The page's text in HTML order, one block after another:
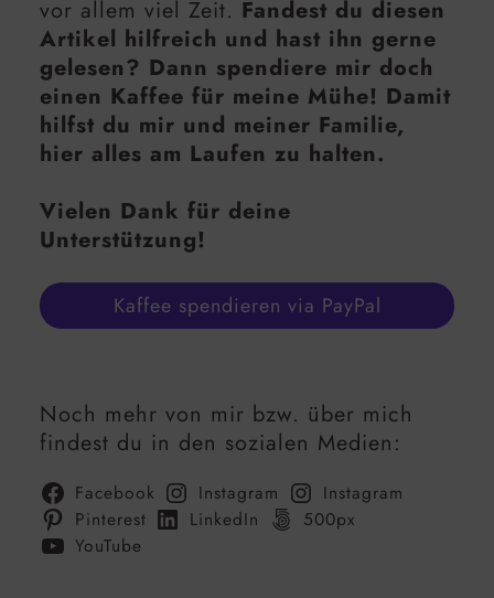
vor allem viel Zeit. Fandest du diesen
Artikel hilfreich und hast ihn gerne
gelesen? Dann spendiere mir doch
einen Kaffee für meine Mühe! Damit
hilfst du mir und meiner Familie,
hier alles am Laufen zu halten.
Vielen Dank für deine
Unterstützung!
Kaffee spendieren via PayPal
Noch mehr von mir bzw. über mich
findest du in den sozialen Medien:
Facebook Instagram
Instagram
Pinterest
LinkedIn
500px
YouTube